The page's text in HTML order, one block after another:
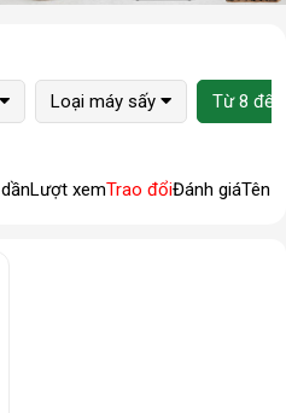
Loại máy sấy Từ 8
Lượt xemTrao đổiĐánh giáTên